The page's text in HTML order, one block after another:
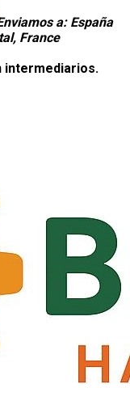
a: España
France
intermediarios.